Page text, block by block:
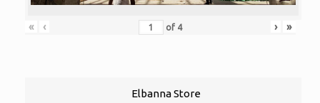
« ‹ of 4 › »
Elbanna Store